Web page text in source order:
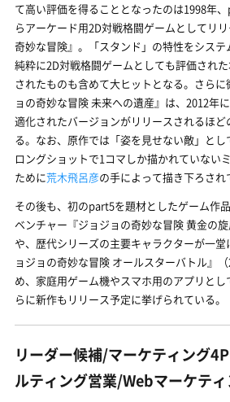
て高い評価を得ることとなったのは1998年
らアーケード用2D対戦格闘ゲームとしてリ
奇妙な冒険』。「スタンド」の特性をシステ
純粋に2D対戦格闘ゲームとしても評価され
されたものも含めて大ヒットとなる。さら
ョの奇妙な冒険 未来への遺産』は、2012年
適化されたバージョンがリリースされるほ
る。なお、原作では「姿を見せない敵」と
ロングショットで1コマしか描かれていない
ために荒木飛呂彦の手によって描き下ろされ
その後も、初のpart5を題材としたゲーム作
ベンチャー『ジョジョの奇妙な冒険 黄金の旋
や、歴代シリーズの主要キャラクターが一
ョジョの奇妙な冒険 オールスターバトル』
め、家庭用ゲーム機やスマホ用のアプリと
らに新作もリリース予定に挙げられている。
リーダー候補/マーケティング
ルティング営業/Webマーケテ